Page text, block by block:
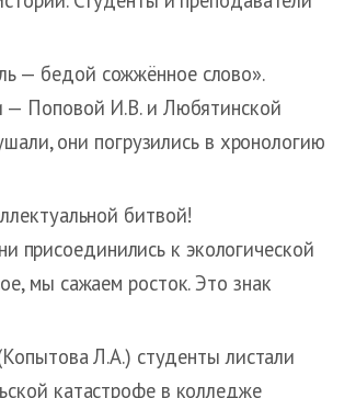
— бедой сожжённое слово».
— Поповой И.В. и Любятинской
они погрузились в хронологию
битвой!
к экологической
мы сажаем росток. Это знак
Л.А.) студенты листали
катастрофе в колледже